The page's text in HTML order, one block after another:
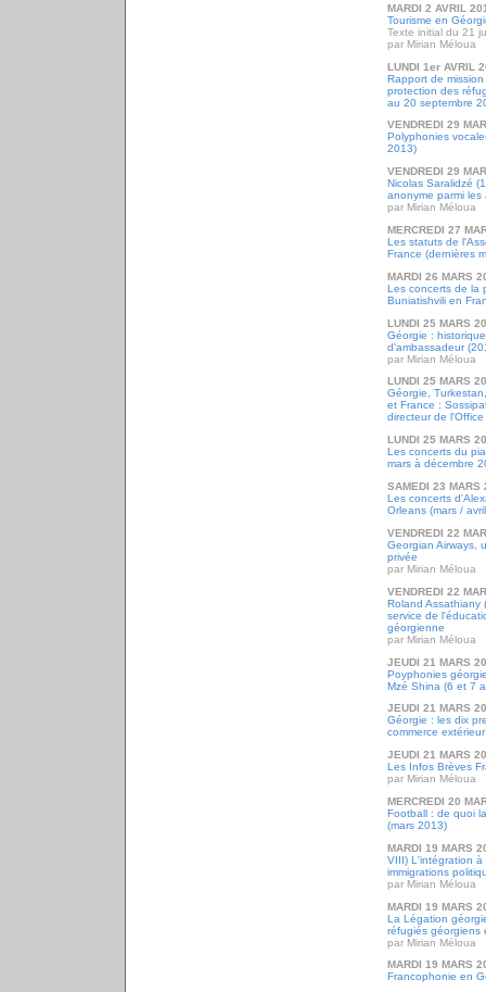
MARDI 2 AVRIL
Tourisme en
Texte initial du 21
par Mirian Méloua
LUNDI 1er AVRIL
Rapport de
protection des
au 20 septembre
VENDREDI 29
Polyphonies
2013)
VENDREDI 29
Nicolas Saralidzé
anonyme parmi les
par Mirian Méloua
MERCREDI 27
Les statuts de
France (dernières
MARDI 26 MARS
Les concerts de la
Buniatishvili en
LUNDI 25 MARS
Géorgie :
d'ambassadeur
par Mirian Méloua
LUNDI 25 MARS
Géorgie,
et France :
directeur de
LUNDI 25 MARS
Les concerts du
mars à décembre
SAMEDI 23 MARS
Les concerts
Orleans (mars /
VENDREDI 22
Georgian Airways,
privée
par Mirian Méloua
VENDREDI 22
Roland Assathiany
service de
géorgienne
par Mirian Méloua
JEUDI 21 MARS
Poyphonies
Mzé Shina (6 et 7
JEUDI 21 MARS
Géorgie : les dix
commerce
JEUDI 21 MARS
Les Infos Brèves
par Mirian Méloua
MERCREDI 20
Football : de quoi
(mars 2013)
MARDI 19 MARS
VIII) L'intégration
immigrations
par Mirian Méloua
MARDI 19 MARS
La Légation
réfugiés géorgiens
par Mirian Méloua
MARDI 19 MARS
Francophonie en